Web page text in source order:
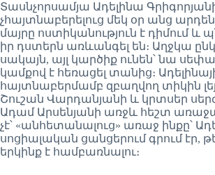
Տասնչորսամյա Ադելինա
չհայտնաբերելուց մեկ օր անց
մայրը ոստիկանություն է դիմում և
իր դստերն առևանգել են։ Աղջկա
սակայն, այլ կարծիք ունեն՝ նա
կամքով է հեռացել տանից։
հայտնաբերմամբ զբաղվող տիկին
Շուշան Վարդանյանի և կրտսեր
Ադամ Արսենյանի առջև հեշտ
չէ՝ «անհետանալուց» առաջ ինքը՝
սոցիալական ցանցերում գրում էր,
երկինք է համբառնալու։